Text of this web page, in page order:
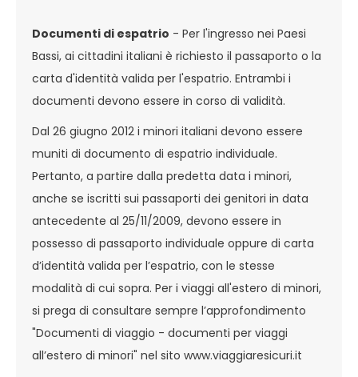
Documenti di espatrio - Per l'ingresso nei Paesi
Bassi, ai cittadini italiani è richiesto il passaporto o la
carta d'identità valida per l'espatrio. Entrambi i
documenti devono essere in corso di validità.
Dal 26 giugno 2012 i minori italiani devono essere
muniti di documento di espatrio individuale.
Pertanto, a partire dalla predetta data i minori,
anche se iscritti sui passaporti dei genitori in data
antecedente al 25/11/2009, devono essere in
possesso di passaporto individuale oppure di carta
d’identità valida per l’espatrio, con le stesse
modalità di cui sopra. Per i viaggi all'estero di minori,
si prega di consultare sempre l’approfondimento
"Documenti di viaggio - documenti per viaggi
all’estero di minori" nel sito www.viaggiaresicuri.it